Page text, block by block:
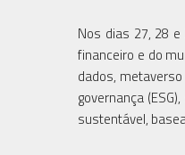
Nos dias 27, 28
financeiro e do
dados,
governança
sustentável,